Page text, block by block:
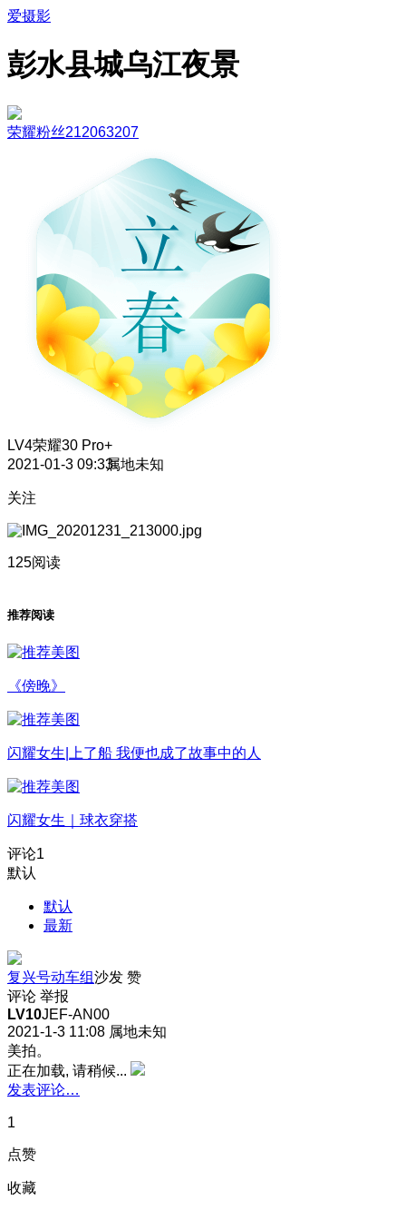
爱摄影
彭水县城乌江夜景
荣耀粉丝212063207
LV4荣耀30 Pro+
2021-01-3 09:33属地未知
关注
125阅读
推荐阅读
《傍晚》
闪耀女生|上了船 我便也成了故事中的人
闪耀女生｜球衣穿搭
评论1
默认
默认
最新
复兴号动车组沙发 赞
评论 举报
LV10JEF-AN00
2021-1-3 11:08 属地未知
美拍。
正在加载, 请稍候...
发表评论…
1
点赞
收藏